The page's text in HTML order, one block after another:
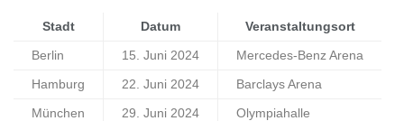
Stadt Datum Veranstaltungsort
Berlin 15. Juni 2024 Mercedes-Benz Arena
Hamburg 22. Juni 2024 Barclays Arena
München 29. Juni 2024 Olympiahalle